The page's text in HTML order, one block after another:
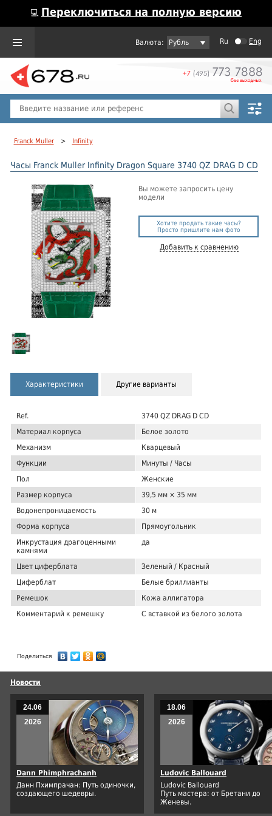
💻 Переключиться на полную версию
Рубль Ru Eng
Franck Muller > Infinity
Часы Franck Muller Infinity Dragon Square 3740 QZ DRAG D CD
Вы можете запросить цену
модели
Хотите продать такие часы?
Просто пришлите нам фото
Добавить к сравнению
Характеристики Другие варианты
Ref.
3740 QZ DRAG D CD
Материал корпуса
Белое золото
Механизм
Кварцевый
Функции
Минуты / Часы
Пол
Женские
Размер корпуса
39,5 мм × 35 мм
Водонепроницаемость
30 м
Форма корпуса
Прямоугольник
Инкрустация драгоценными
камнями
да
Цвет циферблата
Зеленый / Красный
Циферблат
Белые бриллианты
Ремешок
Кожа аллигатора
Комментарий к ремешку
С вставкой из белого золота
Поделиться
Новости
24.06
2026
Dann Phimphrachanh
Данн Пхимпрачан: Путь одиночки,
создающего шедевры.
18.06
2026
Ludovic Ballouard
Ludovic Ballouard
Путь мастера: от Бретани до
Женевы.